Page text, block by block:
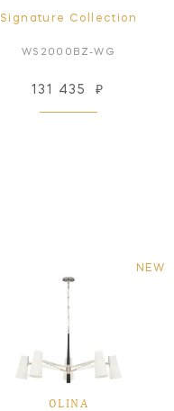
Signature Collection
WS2000BZ-WG
131 435 ₽
NEW
OLINA